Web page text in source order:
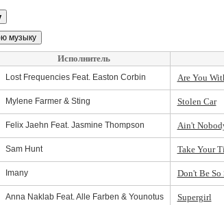
Исполнитель
Lost Frequencies Feat. Easton Corbin Are You
Mylene Farmer & Sting Stolen Car
Felix Jaehn Feat. Jasmine Thompson Ain't
Sam Hunt Take Your
Imany Don't Be
Anna Naklab Feat. Alle Farben & Younotus Supergirl